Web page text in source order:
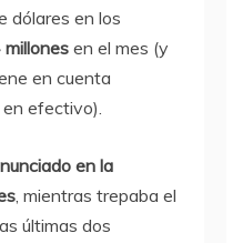
dólares en los
en el mes (y
en cuenta
efectivo).
en la
, mientras trepaba el
últimas dos